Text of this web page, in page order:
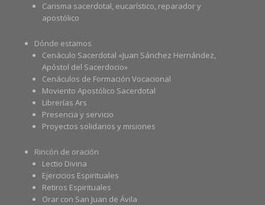
Carisma sacerdotal, eucarístico, reparador y
apostólico
Dónde estamos
Cenáculo Sacerdotal «Juan Sánchez Hernández,
Apóstol del Sacerdocio»
Cenáculos de Formación Vocacional
Moviento Apostólico Sacerdotal
Librerías Ars
Presencia y servicio
Proyectos solidarios y misiones
Rincón de oración
Lectio Divina
Ejercicios Espirituales
Retiros Espirituales
Orar con San Juan de Ávila